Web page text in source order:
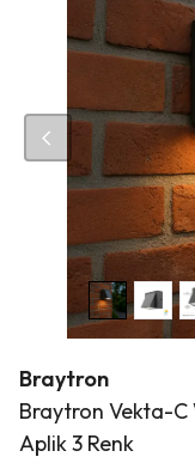
Braytron
Braytron Vekta-C
Aplik 3 Renk